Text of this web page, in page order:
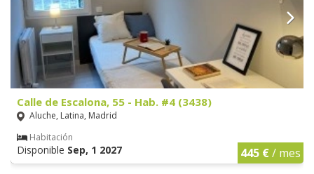
Calle de Escalona, 55 - Hab. #4 (3438)
Aluche, Latina, Madrid
Habitación
Disponible Sep, 1 2027 445 €/ mes